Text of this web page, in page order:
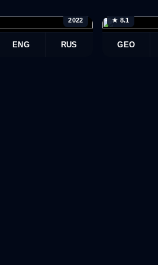
2022
ENG RUS
★ 8.1
GEO